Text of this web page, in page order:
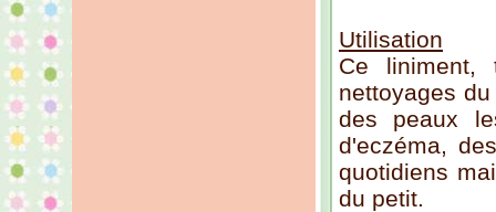
Utilisation
Ce liniment,
nettoyages
des peaux
d'eczéma,
quotidiens
du petit.